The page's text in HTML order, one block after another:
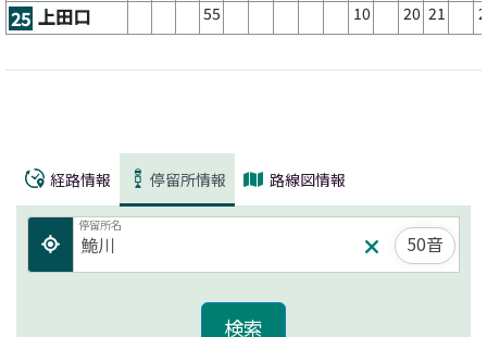
25 上田口 55 10 20 21
経路情報 停留所情報 路線図情報
停留所名
50音